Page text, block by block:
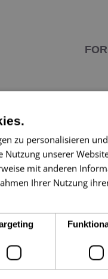
durch
4-
zu personalisieren
unserer
mit anderen
Ihrer Nutzung